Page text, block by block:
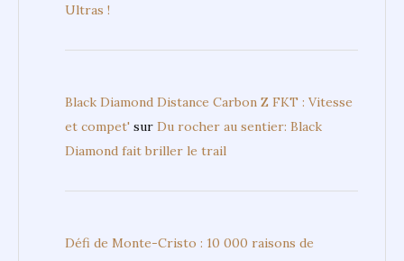
Ultras !
Black Diamond Distance Carbon Z FKT : Vitesse
et compet' sur Du rocher au sentier: Black
Diamond fait briller le trail
Défi de Monte-Cristo : 10 000 raisons de